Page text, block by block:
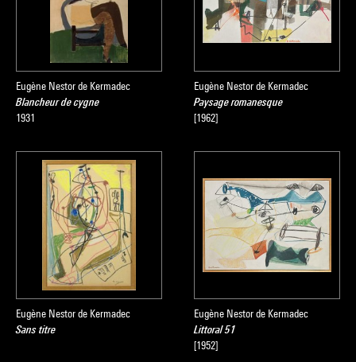
Eugène Nestor de Kermadec
Blancheur de cygne
1931
Eugène Nestor de Kermadec
Paysage romanesque
[1962]
Eugène Nestor de Kermadec
Sans titre
Eugène Nestor de Kermadec
Littoral 51
[1952]